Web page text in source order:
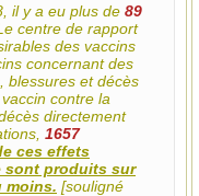
il y a eu plus de 89
centre de rapport
des vaccins
concernant des
blessures et décès
contre la
directement
1657
ces effets
sont produits sur
moins. [souligné